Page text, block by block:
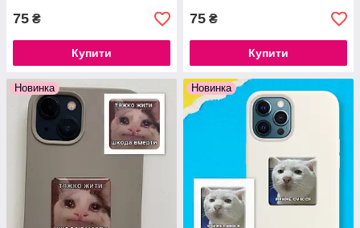
75 ₴
Купити
75 ₴
Купити
Новинка Новинка